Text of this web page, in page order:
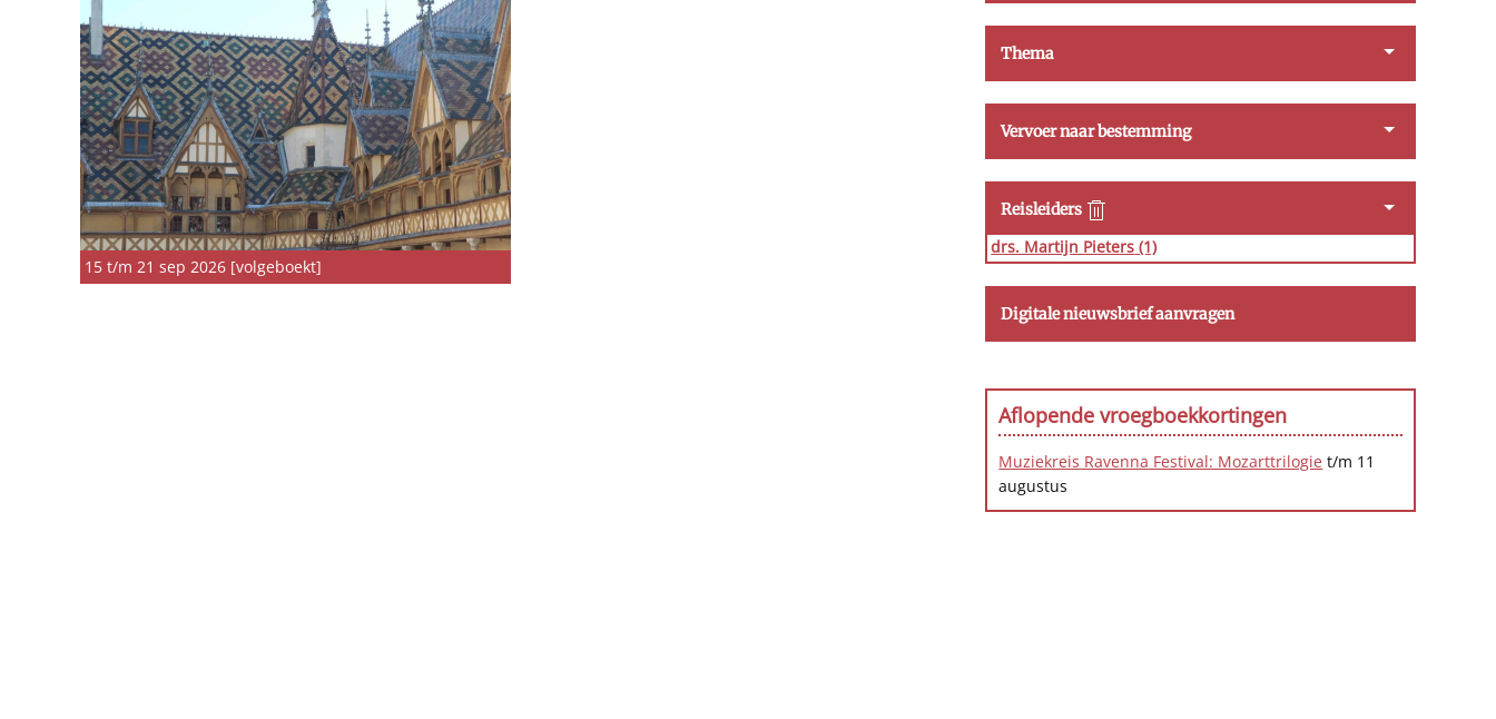
15 t/m 21 sep 2026 [volgeboekt]
Thema
Vervoer naar bestemming
Reisleiders
drs. Martijn Pieters (1)
Digitale nieuwsbrief aanvragen
Aflopende vroegboekkortingen
Muziekreis Ravenna Festival: Mozarttrilogie t/m 11
augustus